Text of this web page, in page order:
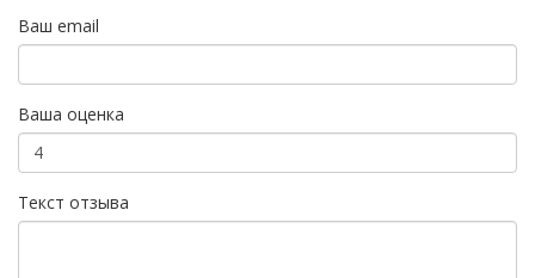
Ваш email
Ваша оценка
Текст отзыва